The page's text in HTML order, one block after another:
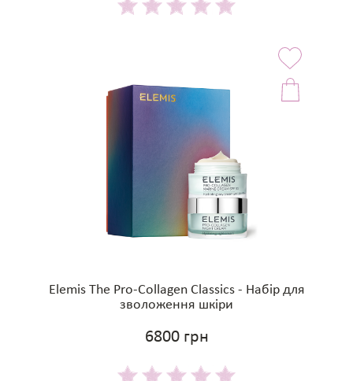
Elemis The Pro-Collagen Classics - Набір для
зволоження шкіри
6800 грн